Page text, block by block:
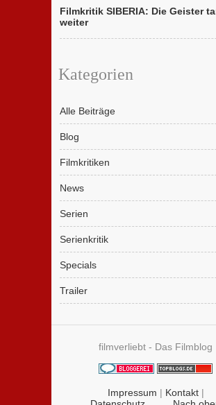
Filmkritik SIBERIA: Die Geister
weiter
Kategorien
Alle Beiträge
Blog
Filmkritiken
News
Serien
Serienkritik
Specials
Trailer
filmverliebt - Das Filmblog
Impressum | Kontakt|